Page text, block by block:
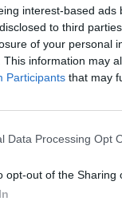
interest-based
to third
of your personal
This information may
Participants that may
Data Processing Opt
opt-out of the Sharing
Ομαδικό
Επιθυμητά
Γνώση Η/Υ
Στην ΙΚΕΑ,